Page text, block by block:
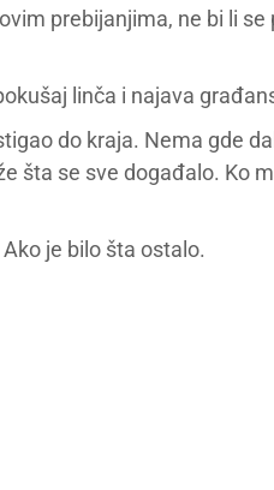
prebijanjima, ne bi li se
linča i najava
do kraja. Nema gde
šta se sve događalo. Ko
je bilo šta ostalo.